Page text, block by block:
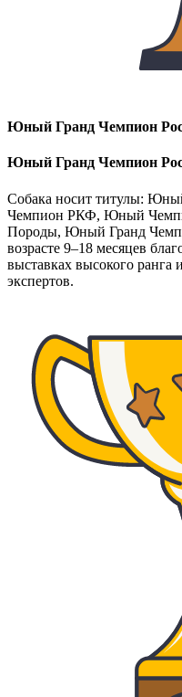
Юный Гранд Чемпион
Юный Гранд Чемпион
Собака носит титулы:
Чемпион РКФ, Юный
Породы, Юный Гранд
возрасте 9–18 месяцев
выставках высокого
экспертов.